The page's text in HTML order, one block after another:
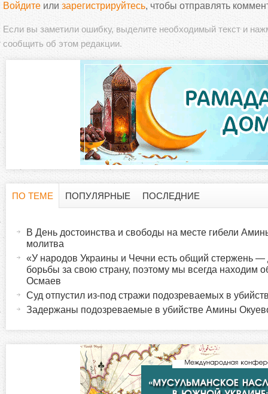
Войдите или зарегистрируйтесь, чтобы отправлять
Если вы заметили ошибку, выделите необходимый текст и
сообщить об этом редакции.
з
ПО ТЕМЕ
я
в
ПОПУЛЯРНЫЕ ПОСЛЕДНИЕ
В День достоинства и свободы на месте гибели
молитва
«У народов Украины и Чечни есть общий стержень —
борьбы за свою страну, поэтому мы всегда
Осмаев
Суд отпустил из-под стражи подозреваемых в
Задержаны подозреваемые в убийстве Амины